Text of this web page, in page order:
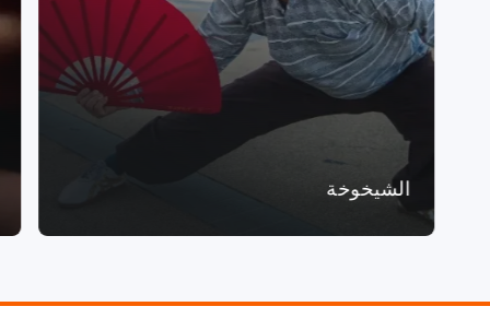
الشيخوخة